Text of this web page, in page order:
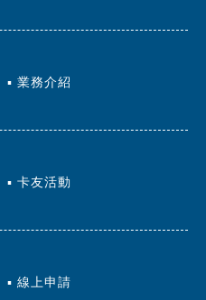
業務介紹
卡友活動
線上申請